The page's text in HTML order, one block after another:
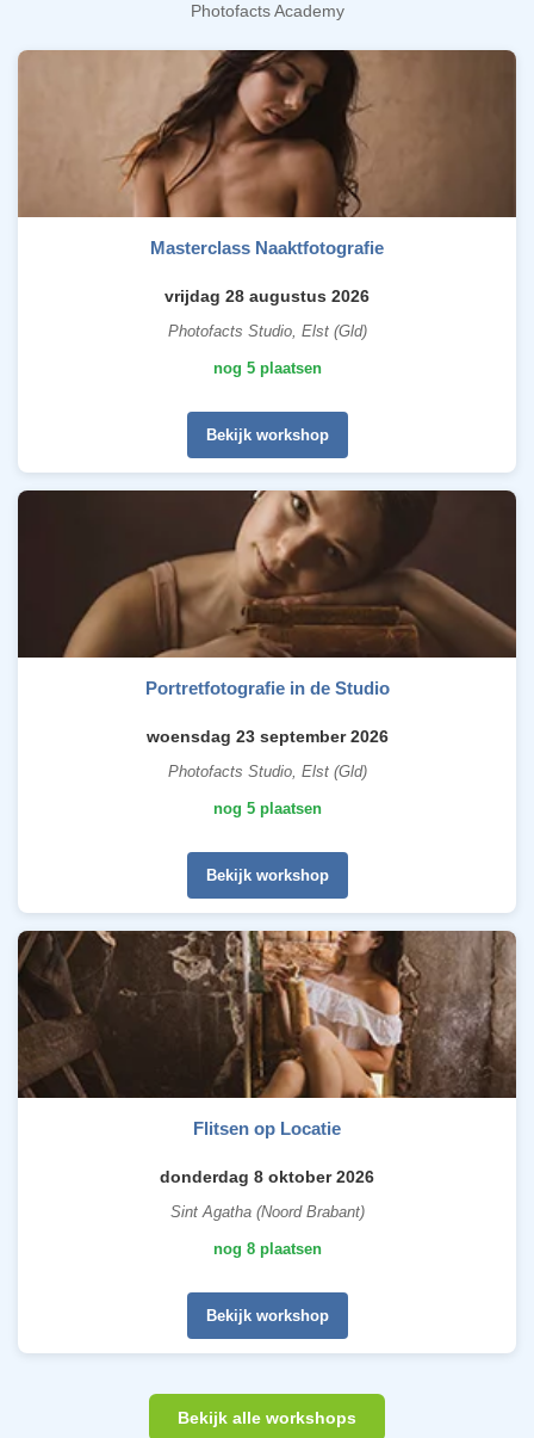
Photofacts Academy
Masterclass Naaktfotografie
vrijdag 28 augustus 2026
Photofacts Studio, Elst (Gld)
nog 5 plaatsen
Bekijk workshop
Portretfotografie in de Studio
woensdag 23 september 2026
Photofacts Studio, Elst (Gld)
nog 5 plaatsen
Bekijk workshop
Flitsen op Locatie
donderdag 8 oktober 2026
Sint Agatha (Noord Brabant)
nog 8 plaatsen
Bekijk workshop
Bekijk alle workshops